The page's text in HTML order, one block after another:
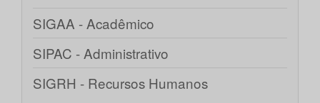
SIGAA - Acadêmico
SIPAC - Administrativo
SIGRH - Recursos Humanos